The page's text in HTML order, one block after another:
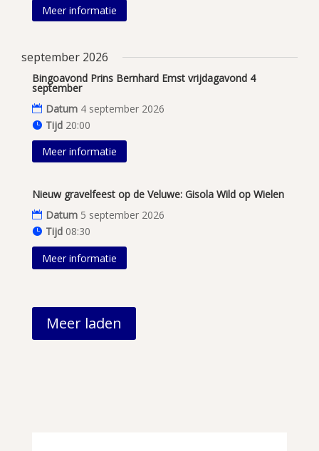
Meer informatie
september 2026
Bingoavond Prins Bernhard Emst vrijdagavond 4
september
Datum 4 september 2026
Tijd 20:00
Meer informatie
Nieuw gravelfeest op de Veluwe: Gisola Wild op Wielen
Datum 5 september 2026
Tijd 08:30
Meer informatie
Meer laden